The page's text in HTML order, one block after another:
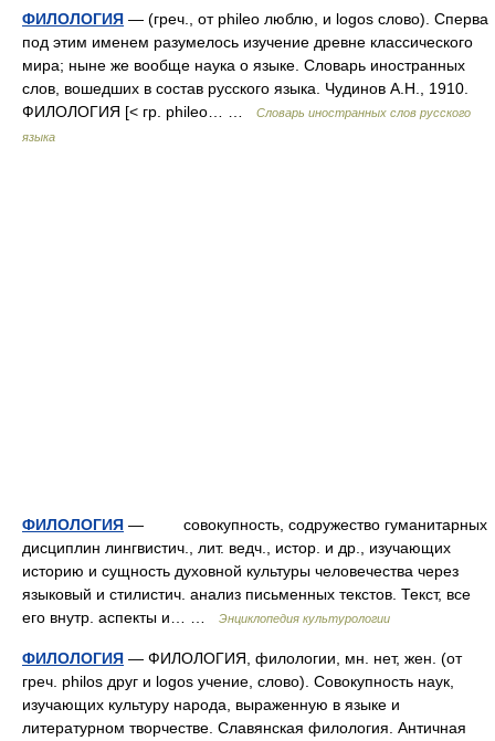
ФИЛОЛОГИЯ — (греч., от phileo люблю, и logos слово). Сперва
под этим именем разумелось изучение древне классического
мира; ныне же вообще наука о языке. Словарь иностранных
слов, вошедших в состав русского языка. Чудинов А.Н., 1910.
ФИЛОЛОГИЯ [< гр. phileo… …
Словарь иностранных слов русского
языка
ФИЛОЛОГИЯ — совокупность, содружество гуманитарных
дисциплин лингвистич., лит. ведч., истор. и др., изучающих
историю и сущность духовной культуры человечества через
языковый и стилистич. анализ письменных текстов. Текст, все
его внутр. аспекты и… …
Энциклопедия культурологии
ФИЛОЛОГИЯ — ФИЛОЛОГИЯ, филологии, мн. нет, жен. (от
греч. philos друг и logos учение, слово). Совокупность наук,
изучающих культуру народа, выраженную в языке и
литературном творчестве. Славянская филология. Античная